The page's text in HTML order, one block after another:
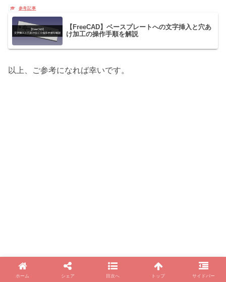
【FreeCAD】ベースプレートへの文字挿入と穴あ
け加工の操作手順を解説
以上、ご参考になれば幸いです。
ホーム シェア 目次へ トップ サイドバー